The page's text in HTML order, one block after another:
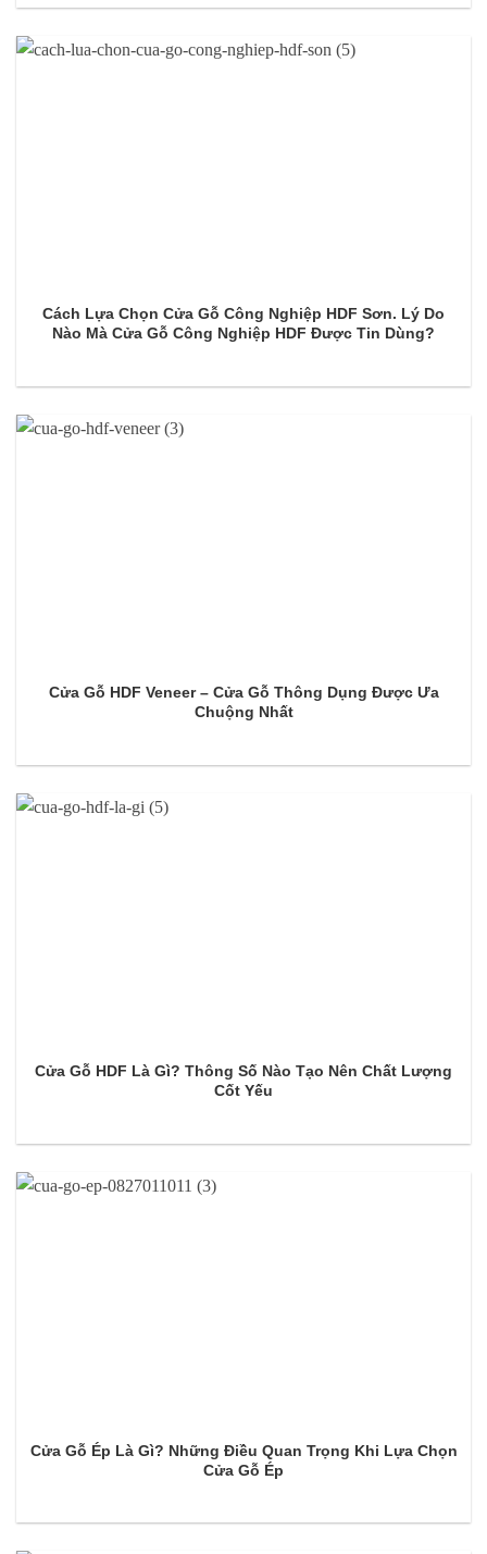
Cách Lựa Chọn Cửa Gỗ Công Nghiệp HDF Sơn. Lý Do
Nào Mà Cửa Gỗ Công Nghiệp HDF Được Tin Dùng?
Cửa Gỗ HDF Veneer – Cửa Gỗ Thông Dụng Được Ưa
Chuộng Nhất
Cửa Gỗ HDF Là Gì? Thông Số Nào Tạo Nên Chất Lượng
Cốt Yếu
Cửa Gỗ Ép Là Gì? Những Điều Quan Trọng Khi Lựa Chọn
Cửa Gỗ Ép